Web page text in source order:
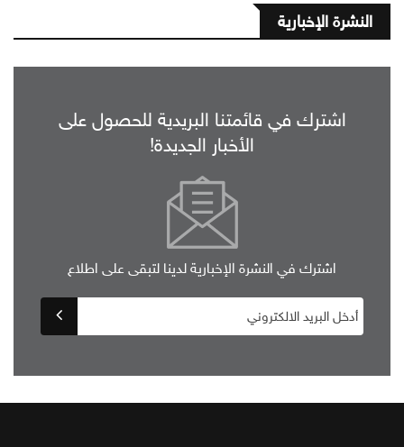
النشرة الإخبارية
اشترك في قائمتنا البريدية للحصول على
الأخبار الجديدة!
اشترك في النشرة الإخبارية لدينا لتبقى على اطلاع